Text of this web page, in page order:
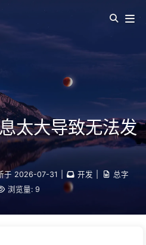
太大导致无法发
于 2026-07-31 开发
总字
浏览量: 9